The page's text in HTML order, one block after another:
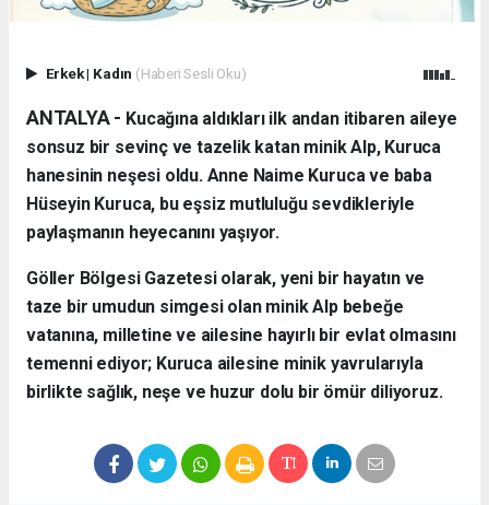
Erkek| Kadın (Haberi Sesli Oku)
ANTALYA - ​ Kucağına aldıkları ilk andan itibaren aileye
sonsuz bir sevinç ve tazelik katan minik Alp, Kuruca
hanesinin neşesi oldu. Anne Naime Kuruca ve baba
Hüseyin Kuruca, bu eşsiz mutluluğu sevdikleriyle
paylaşmanın heyecanını yaşıyor.
​Göller Bölgesi Gazetesi olarak, yeni bir hayatın ve
taze bir umudun simgesi olan minik Alp bebeğe
vatanına, milletine ve ailesine hayırlı bir evlat olmasını
temenni ediyor; Kuruca ailesine minik yavrularıyla
birlikte sağlık, neşe ve huzur dolu bir ömür diliyoruz.